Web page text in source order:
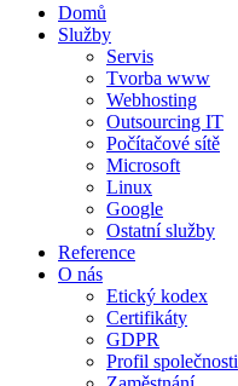
Domů
Služby
Servis
Tvorba www
Webhosting
Outsourcing IT
Počítačové sítě
Microsoft
Linux
Google
Ostatní služby
Reference
O nás
Etický kodex
Certifikáty
GDPR
Profil společnosti